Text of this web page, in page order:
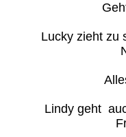
Lucky zieht zu
Lindy geht